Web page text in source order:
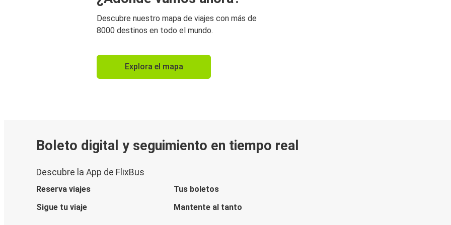
Descubre nuestro mapa de viajes con más de
8000 destinos en todo el mundo.
Explora el mapa
Boleto digital y seguimiento en tiempo real
Descubre la App de FlixBus
Reserva viajes
Tus boletos
Sigue tu viaje
Mantente al tanto